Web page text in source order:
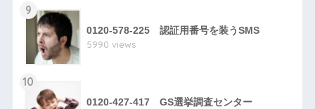
9
0120-578-225 認証用番号を装うSMS
5990 views
10
0120-427-417 GS選挙調査センター